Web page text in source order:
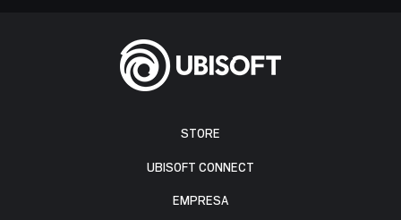
STORE
UBISOFT CONNECT
EMPRESA